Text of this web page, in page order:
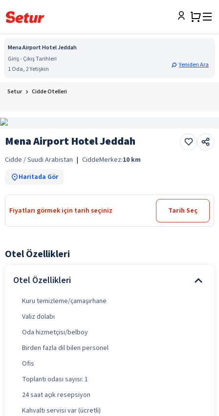
Mena Airport Hotel Jeddah
Giriş - Çıkış Tarihleri
1 Oda, 2 Yetişkin
Yeniden Ara
Setur Cidde Otelleri
Mena Airport Hotel Jeddah
Cidde / Suudi Arabistan | CiddeMerkez:10 km
Haritada Gör
Fiyatları görmek için tarih seçiniz Tarih Seç
Otel Özellikleri
Otel Özellikleri
Kuru temizleme/çamaşırhane
Valiz dolabı
Oda hizmetçisi/belboy
Birden fazla dil bilen personel
Ofis
Toplantı odası sayısı: 1
24 saat açık resepsiyon
Kahvaltı servisi var (ücretli)